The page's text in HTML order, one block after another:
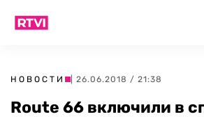
НОВОСТИ | 26.06.2018 / 21:38
Route 66 включили в